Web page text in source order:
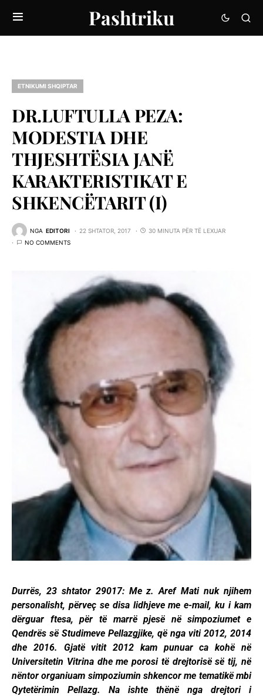
Pashtriku
ETNIKUMI SHQIPTAR
DR.LUFTULLA PEZA:
MODESTIA DHE
THJESHTËSIA JANË
KARAKTERISTIKAT E
SHKENCËTARIT (I)
NGA EDITORI 22 SHTATOR, 2017
30 MINUTA PËR TË LEXUAR
NO COMMENTS
Durrës, 23 shtator 29017: Me z. Aref Mati nuk njihem
personalisht, përveç se disa lidhjeve me e-mail, ku i kam
dërguar ftesa, për të marrë pjesë në simpoziumet e
Qendrës së Studimeve Pellazgjike, që nga viti 2012, 2014
dhe 2016. Gjatë vitit 2012 kam punuar ca kohë në
Universitetin Vitrina dhe me porosi të drejtorisë së tij, në
nëntor organiuam simpoziumin shkencor me tematikë mbi
Qytetërimin Pellazg. Na ishte thënë nga drejtori i